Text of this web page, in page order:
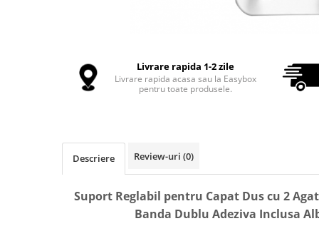
Pet Care & Accesorii
Perii, trimmere si clesti
Stickere si Accesorii Decorative
Oglinzi Acrilice Decorative
Livrare rapida 1-2 zile
Livrare rapida acasa sau la Easybox
pentru toate produsele.
Descriere Review-uri (0)
Suport Reglabil pentru Capat Dus cu 2
Banda Dublu Adeziva Inclusa